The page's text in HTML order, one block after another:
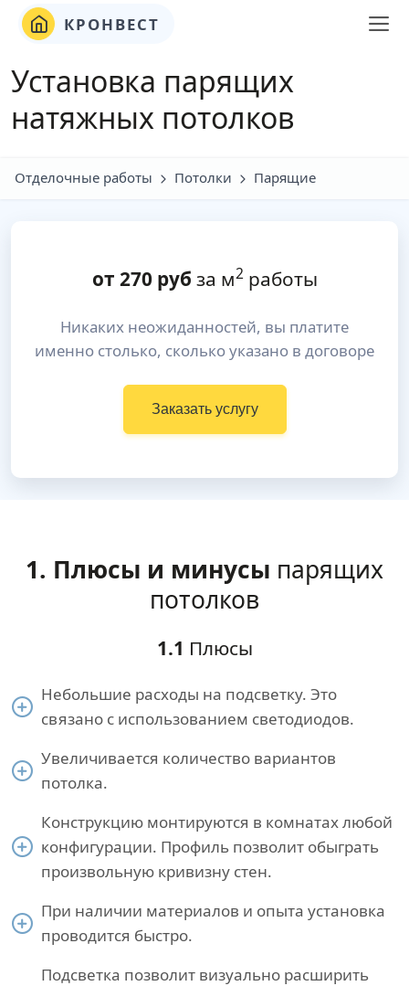
КРОНВЕСТ
Установка парящих
натяжных потолков
Отделочные работы Потолки Парящие
от 270руб за м2работы
Никаких неожиданностей, вы платите
именно столько, сколько указано в договоре
Заказать услугу
1. Плюсы и минусы парящих
потолков
1.1 Плюсы
Небольшие расходы на подсветку. Это
связано с использованием светодиодов.
Увеличивается количество вариантов
потолка.
Конструкцию монтируются в комнатах любой
конфигурации. Профиль позволит обыграть
произвольную кривизну стен.
При наличии материалов и опыта установка
проводится быстро.
Подсветка позволит визуально расширить